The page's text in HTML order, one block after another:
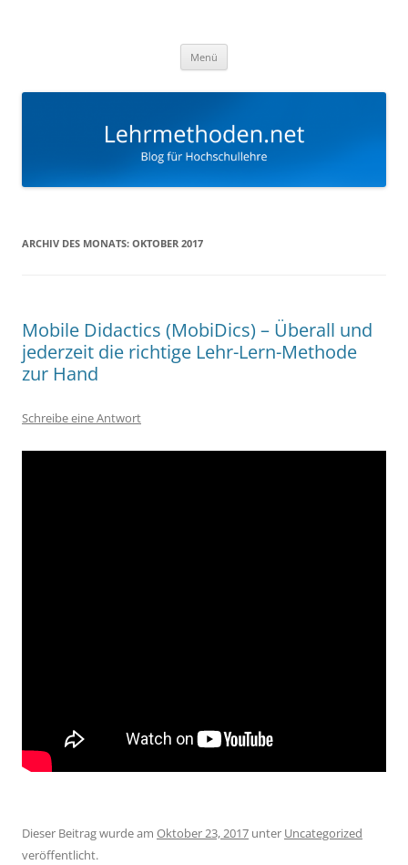
Menü
ARCHIV DES MONATS: OKTOBER 2017
Mobile Didactics (MobiDics) – Überall und
jederzeit die richtige Lehr-Lern-Methode
zur Hand
Schreibe eine Antwort
Dieser Beitrag wurde am Oktober 23, 2017 unter Uncategorized
veröffentlicht.